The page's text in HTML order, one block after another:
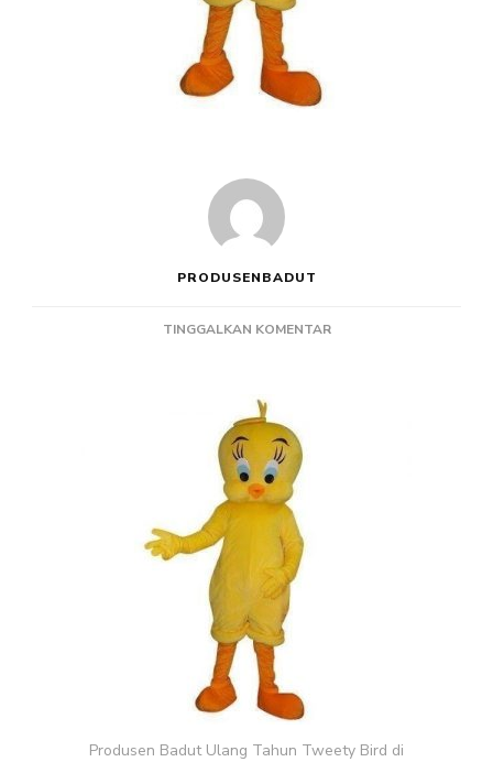
PRODUSENBADUT
TINGGALKAN KOMENTARPADA
Produsen Badut Ulang Tahun Tweety Bird di